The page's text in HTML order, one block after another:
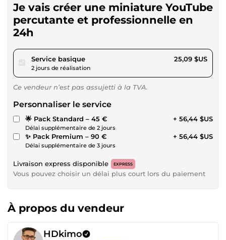
Je vais créer une miniature YouTube
percutante et professionnelle en
24h
Service basiquepour 23,12 $US
2 jours de réalisation
25,09 $US
Ce vendeur n’est pas assujetti à la TVA.
Personnaliser le service
🌟 Pack Standard – 45 €
Délai supplémentaire de 2 jours
+ 56,44 $US
✨ Pack Premium – 90 €
Délai supplémentaire de 3 jours
+ 56,44 $US
Livraison express disponible EXPRESS
Vous pouvez choisir un délai plus court lors du paiement
À propos du vendeur
HDkimo